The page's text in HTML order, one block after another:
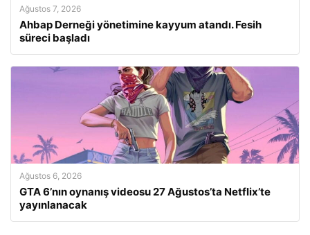
Ağustos 7, 2026
Ahbap Derneği yönetimine kayyum atandı. Fesih
süreci başladı
Ağustos 6, 2026
GTA 6’nın oynanış videosu 27 Ağustos’ta Netflix’te
yayınlanacak